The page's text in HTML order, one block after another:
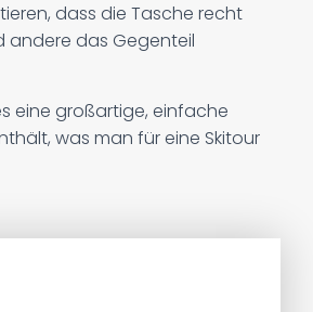
dass die Tasche recht
andere das Gegenteil
eine großartige, einfache
was man für eine Skitour